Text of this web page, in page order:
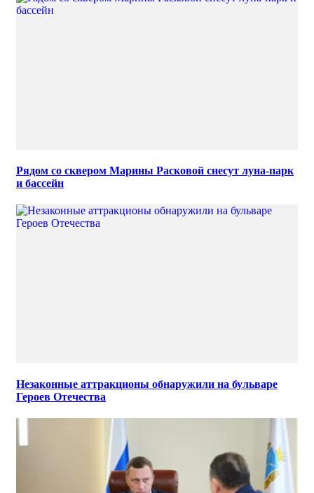
Рядом со сквером Марины Расковой снесут луна-парк
и бассейн
Незаконные аттракционы обнаружили на бульваре
Героев Отечества